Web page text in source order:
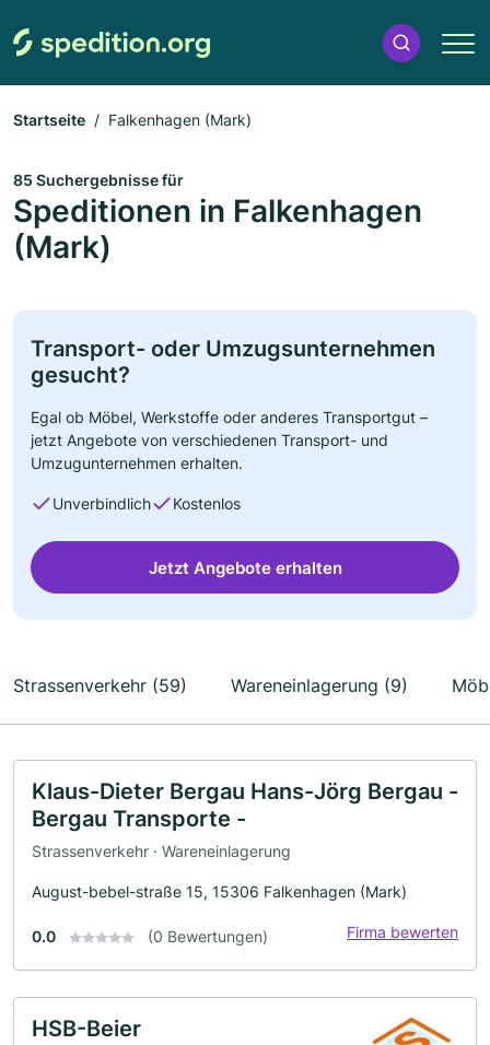
Startseite Falkenhagen (Mark)
85 Suchergebnisse für
Speditionen in Falkenhagen
(Mark)
Transport- oder Umzugsunternehmen
gesucht?
Egal ob Möbel, Werkstoffe oder anderes Transportgut –
jetzt Angebote von verschiedenen Transport- und
Umzugunternehmen erhalten.
Unverbindlich Kostenlos
Jetzt Angebote erhalten
Strassenverkehr (59) Wareneinlagerung (9)
Klaus-Dieter Bergau Hans-Jörg Bergau -
Bergau Transporte -
Strassenverkehr · Wareneinlagerung
August-bebel-straße 15, 15306 Falkenhagen (Mark)
0.0 (0 Bewertungen) Firma bewerten
HSB-Beier